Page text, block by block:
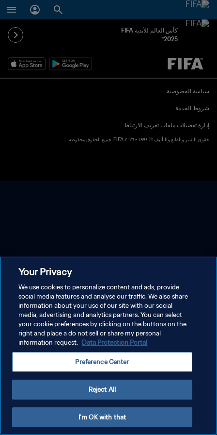
كأس العالم للأندية FIFA
2025™
يُحدَّد لاحقاً ضد يُحدَّد لاحقاً
سياسة الخصوصية
شروط الخدمة
إدارة تفضيلات ملفات تعريف الارتباط
حقوق النشر والطبع والتأليف © ١٩٩٤ - ٢٠٢٦ FIFA. جميع الحقوق محفوظة.
Your Privacy
We use cookies to personalize content and ads, provide
social media features and analyse our traffic. We also share
information about your use of our site with our social
media, advertising and analytics partners. You can select
your cookie preferences by clicking on the buttons on the
right and place a do not sell or share my personal
information request. Data Protection Portal
Preference Center
Reject All
I'm OK with that